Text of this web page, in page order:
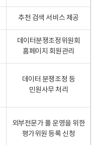
추천 검색 서비스 제공
데이터분쟁조정위원회
홈페이지 회원관리
데이터 분쟁조정 등
민원사무 처리
외부전문가 풀 운영을 위한
평가위원 등록 신청